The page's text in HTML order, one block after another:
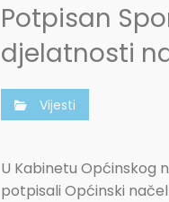
Potpisan
djelatnosti
Vijesti
U Kabinetu Općinskog
potpisali Općinski